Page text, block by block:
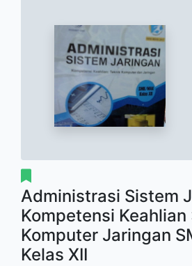
Administrasi Sistem
Kompetensi Keahlian
Komputer Jaringan
Kelas XII